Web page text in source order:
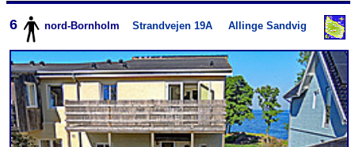
6 nord-Bornholm Strandvejen 19A Allinge Sandvig